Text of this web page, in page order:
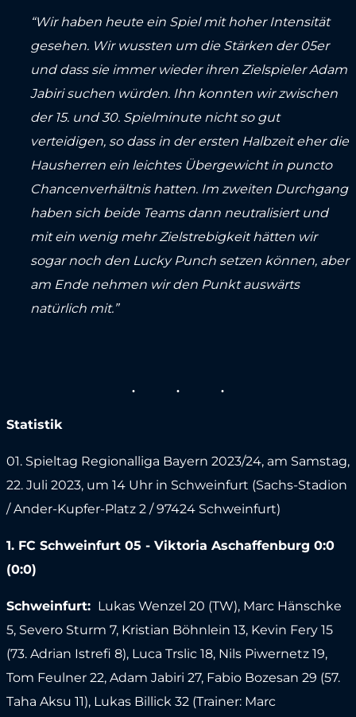
“Wir haben heute ein Spiel mit hoher Intensität
gesehen. Wir wussten um die Stärken der 05er
und dass sie immer wieder ihren Zielspieler Adam
Jabiri suchen würden. Ihn konnten wir zwischen
der 15. und 30. Spielminute nicht so gut
verteidigen, so dass in der ersten Halbzeit eher die
Hausherren ein leichtes Übergewicht in puncto
Chancenverhältnis hatten. Im zweiten Durchgang
haben sich beide Teams dann neutralisiert und
mit ein wenig mehr Zielstrebigkeit hätten wir
sogar noch den Lucky Punch setzen können, aber
am Ende nehmen wir den Punkt auswärts
natürlich mit.”
Statistik
01. Spieltag Regionalliga Bayern 2023/24, am Samstag,
22. Juli 2023, um 14 Uhr in Schweinfurt (Sachs-Stadion
/ Ander-Kupfer-Platz 2 / 97424 Schweinfurt)
1. FC Schweinfurt 05 - Viktoria Aschaffenburg 0:0
(0:0)
Schweinfurt: Lukas Wenzel 20 (TW), Marc Hänschke
5, Severo Sturm 7, Kristian Böhnlein 13, Kevin Fery 15
(73. Adrian Istrefi 8), Luca Trslic 18, Nils Piwernetz 19,
Tom Feulner 22, Adam Jabiri 27, Fabio Bozesan 29 (57.
Taha Aksu 11), Lukas Billick 32 (Trainer: Marc